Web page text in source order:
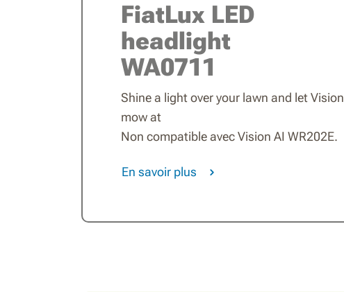
FiatLux LED
headlight
WA0711
Shine a light over your lawn and let Vision
mow at
Non compatible avec Vision AI WR202E.
En savoir plus